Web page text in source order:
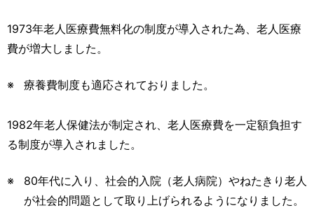
1973年老人医療費無料化の制度が導入された為、老人医療
費が増大しました。
療養費制度も適応されておりました。
1982年老人保健法が制定され、老人医療費を一定額負担す
る制度が導入されました。
80年代に入り、社会的入院（老人病院）やねたきり老人
が社会的問題として取り上げられるようになりました。